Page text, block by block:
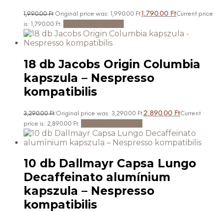
1,990.00Ft Original price was: 1,990.00 Ft.1,790.00 FtCurrent price
is: 1,790.00 Ft.
18 db Jacobs Origin Columbia
kapszula – Nespresso
kompatibilis
3,290.00Ft Original price was: 3,290.00 Ft.2,890.00 FtCurrent
price is: 2,890.00 Ft.
10 db Dallmayr Capsa Lungo
Decaffeinato alumínium
kapszula – Nespresso
kompatibilis